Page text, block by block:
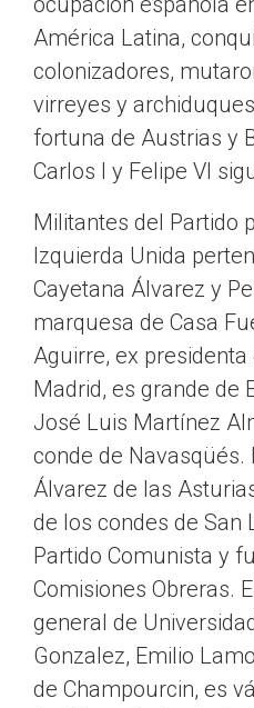
América Latina,
colonizadores,
virreyes y
fortuna de Austrias y
Carlos I y Felipe VI
Militantes del Partido
Izquierda Unida
Cayetana Álvarez y
marquesa de Casa
Aguirre, ex
Madrid, es grande de
José Luis Martínez
conde de Navasqüés.
Álvarez de las
de los condes de San
Partido Comunista y
Comisiones Obreras.
general de
Gonzalez, Emilio
de Champourcin, es